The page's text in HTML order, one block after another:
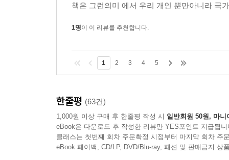
책은 그런의미 에서 우리 개인 뿐만아니라 국
1명이 이 리뷰를 추천합니다.
1 2 3 4 5
한줄평 (63건)
1,000원 이상 구매 후 한줄평 작성 시 일반회원 50원, 마니
eBook은 다운로드 후 작성한 리뷰만 YES포인트 지급됩니
클래스는 첫번째 회차 주문확정 시점부터 마지막 회차 주
eBook 페이백, CD/LP, DVD/Blu-ray, 패션 및 판매금지 상